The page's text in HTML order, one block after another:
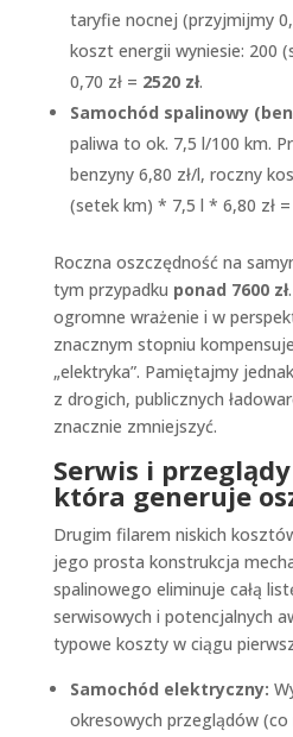
taryfie nocnej (przyjmijmy
koszt energii wyniesie: 200
0,70 zł = 2520 zł.
Samochód spalinowy
paliwa to ok. 7,5 l/100 km.
benzyny 6,80 zł/l, roczny
(setek km) * 7,5 l * 6,80 zł =
Roczna oszczędność na
tym przypadku ponad 7600 zł
ogromne wrażenie i w
znacznym stopniu
„elektryka”. Pamiętajmy
z drogich, publicznych
znacznie zmniejszyć.
Serwis i
która generuje
Drugim filarem niskich
jego prosta konstrukcja
spalinowego eliminuje całą
serwisowych i potencjalnych
typowe koszty w ciągu
Samochód elektryczny:
okresowych przeglądów